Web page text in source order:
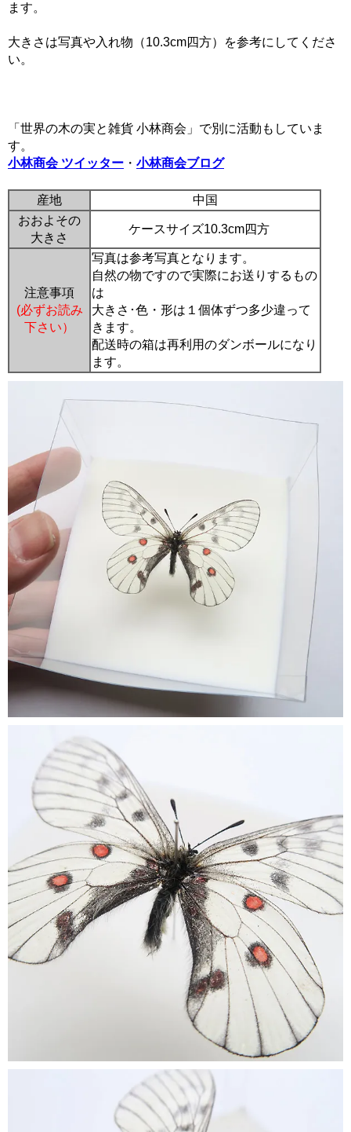
ます。
大きさは写真や入れ物（10.3cm四方）を参考にしてくださ
い。
「世界の木の実と雑貨 小林商会」で別に活動もしていま
す。
小林商会 ツイッター ・ 小林商会ブログ
産地
中国
おおよその
大きさ
ケースサイズ10.3cm四方
注意事項
(必ずお読み
下さい）
写真は参考写真となります。
自然の物ですので実際にお送りするもの
は
大きさ･色・形は１個体ずつ多少違って
きます。
配送時の箱は再利用のダンボールになり
ます。